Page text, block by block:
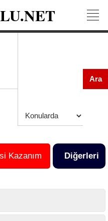
Ara
Kazanım Diğerleri